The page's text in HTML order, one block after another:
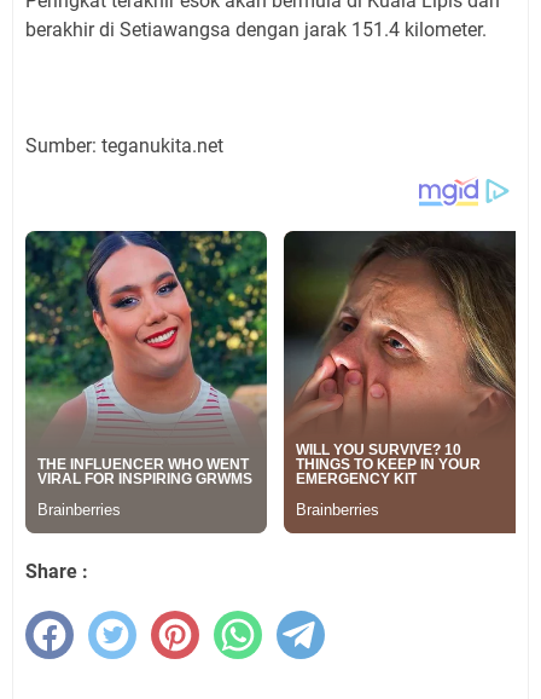
berakhir di Setiawangsa dengan jarak 151.4 kilometer.
Sumber: teganukita.net
Share :